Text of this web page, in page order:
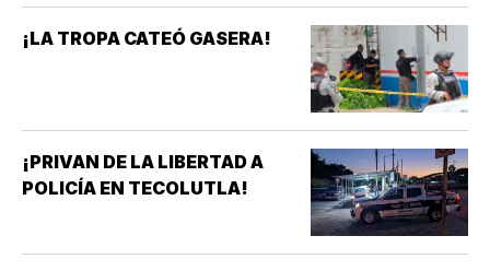
¡LA TROPA CATEÓ GASERA!
¡PRIVAN DE LA LIBERTAD A
POLICÍA EN TECOLUTLA!